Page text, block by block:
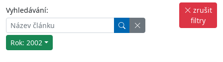
Vyhledávání:
Rok: 2002
zrušit
filtry